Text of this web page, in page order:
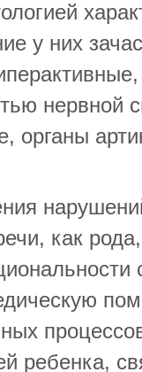
у них
органы
как
ребенка,